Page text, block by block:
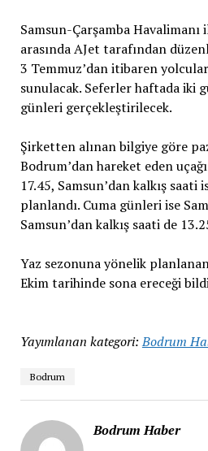
Samsun-Çarşamba Havalimanı
arasında AJet tarafından
3 Temmuz’dan itibaren
sunulacak. Seferler haftada iki
günleri gerçekleştirilecek.
Şirketten alınan bilgiye göre
Bodrum’dan hareket eden
17.45, Samsun’dan kalkış saati
planlandı. Cuma günleri ise
Samsun’dan kalkış saati de
Yaz sezonuna yönelik
Ekim tarihinde sona ereceği
Yayımlanan kategori: Bodrum
Bodrum
Bodrum Haber